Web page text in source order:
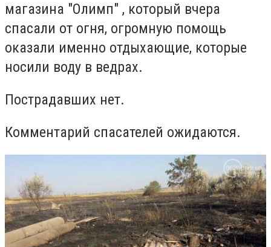
магазина "Олимп" , который вчера
спасали от огня, огромную помощь
оказали именно отдыхающие, которые
носили воду в ведрах.
Пострадавших нет.
Комментарий спасателей ожидаются.